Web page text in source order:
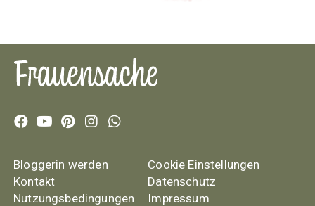
Bloggerin werden
Kontakt
Nutzungsbedingungen
Cookie Einstellungen
Datenschutz
Impressum